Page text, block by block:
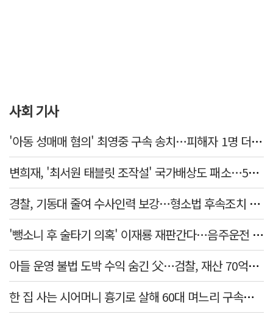
사회 기사
'아동 성매매 혐의' 최영중 구속 송치…피해자 1명 더 있었다
변희재, '최서원 태블릿 조작설' 국가배상도 패소…5천만원 청구 기각
경찰, 기동대 줄여 수사인력 보강…형소법 후속조치 본격화
'뺑소니 후 술타기 의혹' 이재룡 재판간다…음주운전 혐의 제외
아들 운영 불법 도박 수익 숨긴 父…검찰, 재산 70억원 몰수
한 집 사는 시어머니 흉기로 살해 60대 며느리 구속…범행 동기는